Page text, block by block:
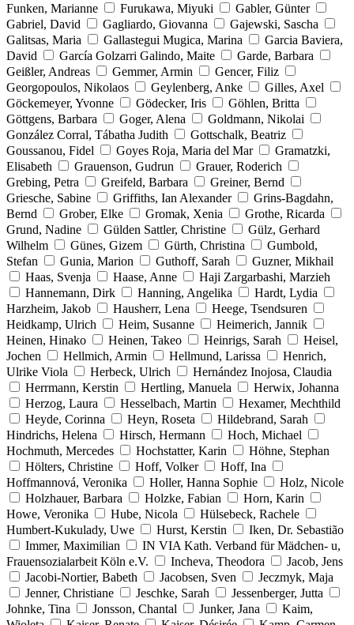
Funken, Marianne
Furukawa, Miyuki
Gabler, Günter
Gabriel, David
Gagliardo, Giovanna
Gajewski, Sascha
Galitsas, Maria
Gallastegui Mugica, Marina
Garcia Baviera,
David
García Golzarri Galindo, Maite
Garde, Barbara
Geißler, Andreas
Gemmer, Armin
Gencer, Filiz
Georgopoulos, Nikolaos
Geylenberg, Anke
Gilles, Axel
Göckemeyer, Yvonne
Gödecker, Iris
Göhlen, Britta
Göttgens, Barbara
Goger, Alena
Goldmann, Nikolai
González Corral, Tábatha Judith
Gottschalk, Beatriz
Goussanou, Fidel
Goyes Roja, Maria del Mar
Gramatzki,
Elisabeth
Grauenson, Gudrun
Grauer, Roderich
Grebing, Petra
Greifeld, Barbara
Greiner, Bernd
Griesche, Sabine
Griffiths, Ian Alexander
Grins-Bagdahn,
Bernd
Grober, Elke Gromak, Xenia
Grothe, Ricarda
Grund, Nadine
Gülden Sattler, Christine
Gülz, Gerhard
Wilhelm
Günes, Gizem Gürth, Christina
Gumbold,
Stefan
Gunia, Marion Guthoff, Sarah
Guzner, Mikhail
Haas, Svenja
Haase, Anne
Haji Zargarbashi, Marzieh
Hannemann, Dirk
Hanning, Angelika
Hardt, Lydia
Harzheim, Jakob
Hausherr, Lena
Heege, Tsendsuren
Heidkamp, Ulrich
Heim, Susanne
Heimerich, Jannik
Heinen, Hinako
Heinen, Takeo Heinrigs, Sarah
Heisel,
Jochen
Hellmich, Armin Hellmund, Larissa
Henrich,
Ulrike Viola
Herbeck, Ulrich
Hernández Inojosa, Claudia
Herrmann, Kerstin
Hertling, Manuela
Herwix, Johanna
Herzog, Laura
Hesselbach, Martin
Hexamer, Mechthild
Heyde, Corinna
Heyn, Roseta
Hildebrand, Sarah
Hindrichs, Helena
Hirsch, Hermann
Hoch, Michael
Hochmuth, Mercedes
Hochstatter, Karin
Höhne, Stephan
Hölters, Christine
Hoff, Volker
Hoff, Ina
Hoffmannová, Veronika
Holler, Hanna Sophie
Holz, Nicole
Holzhauer, Barbara
Holzke, Fabian
Horn, Karin
Howe, Veronika
Hube, Nicola
Hülsebeck, Rachele
Humbert-Kukulady, Uwe
Hurst, Kerstin
Iken, Dr. Sebastião
Immer, Maximilian
IN VIA Kath. Verband für Mädchen- u,
Frauensozialarbeit Köln e.V.
Incheva, Theodora
Jacob, Jens
Jacobi-Nortier, Babeth
Jacobsen, Sven
Jeczmyk, Maja
Jenner, Christiane
Jeschke, Sarah
Jessenberger, Jutta
Johnke, Tina
Jonsson, Chantal Junker, Jana
Kaim,